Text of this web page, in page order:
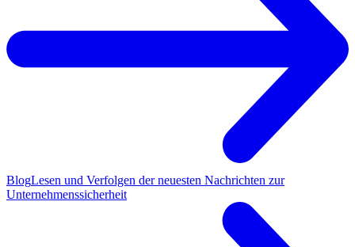
BlogLesen und Verfolgen der neuesten Nachrichten zur
Unternehmenssicherheit